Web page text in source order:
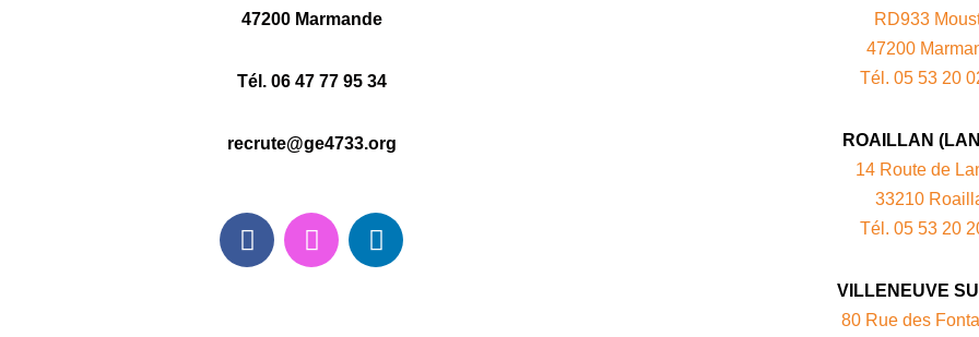
47200 Marmande
Tél. 06 47 77 95 34
recrute@ge4733.org
RD933
47200
Tél. 05 53 20
ROAILLAN
14 Route de
33210
Tél. 05 53 20
VILLENEUVE
80 Rue des